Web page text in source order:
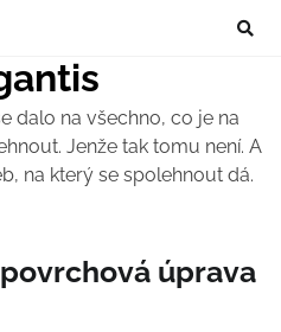
dalo na všechno, co je na
Jenže tak tomu není. A
na který se spolehnout dá.
úprava